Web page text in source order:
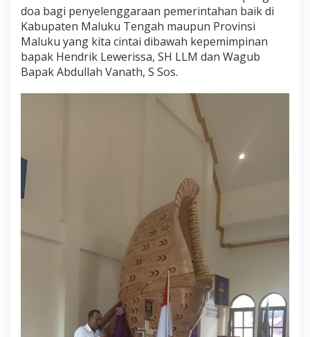
doa bagi penyelenggaraan pemerintahan baik di
Kabupaten Maluku Tengah maupun Provinsi
Maluku yang kita cintai dibawah kepemimpinan
bapak Hendrik Lewerissa, SH LLM dan Wagub
Bapak Abdullah Vanath, S Sos.